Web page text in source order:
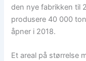
den nye fabrikken til
produsere 40 000
åpner i 2018.
Et areal på størrelse